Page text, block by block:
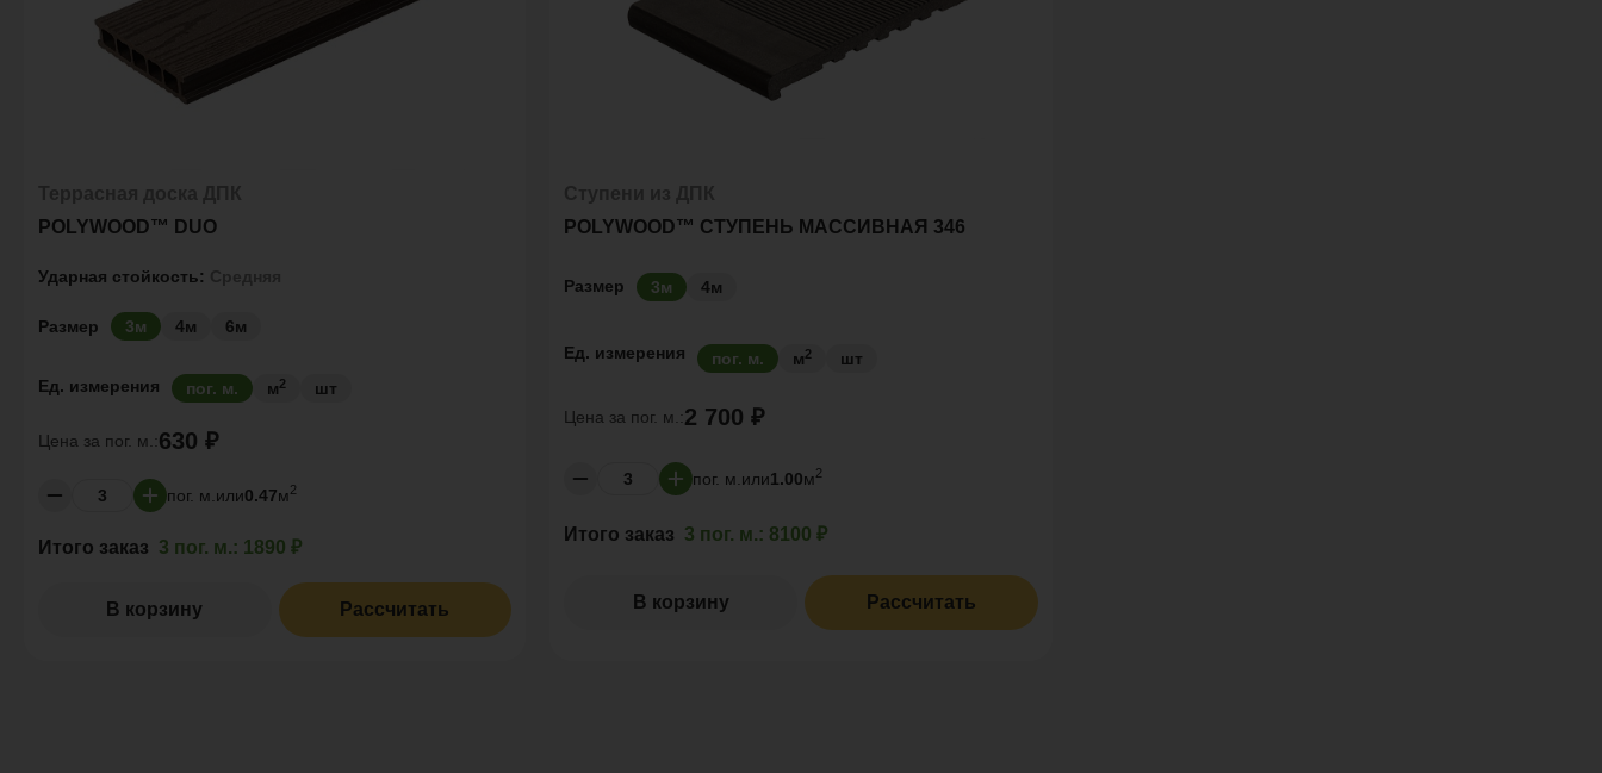
POLYWOOD™ DUO
Ударная стойкость:
Размер 3м 4м 6м
Ед. измерения пог. м. м2 шт
Цена за пог. м.:630 ₽
пог. м. или0.47м2
Итого заказ 3 пог. м.: 1890 ₽
В корзину Рассчитать
POLYWOOD™ СТУПЕНЬ МАССИВНАЯ 346
Размер 3м 4м
Ед. измерения пог. м. м2 шт
Цена за пог. м.:2 700 ₽
пог. м. или1.00м2
Итого заказ 3 пог. м.: 8100 ₽
В корзину Рассчитать